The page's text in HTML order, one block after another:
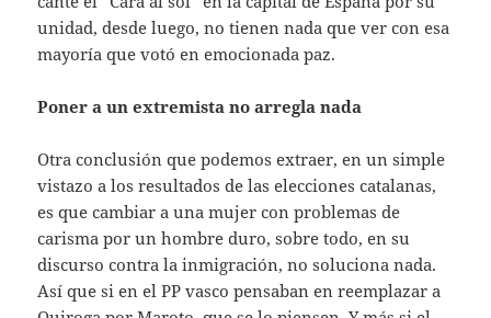
unidad, desde luego, no tienen nada que ver con esa
mayoría que votó en emocionada paz.
Poner a un extremista no arregla nada
Otra conclusión que podemos extraer, en un simple
vistazo a los resultados de las elecciones catalanas,
es que cambiar a una mujer con problemas de
carisma por un hombre duro, sobre todo, en su
discurso contra la inmigración, no soluciona nada.
Así que si en el PP vasco pensaban en reemplazar a